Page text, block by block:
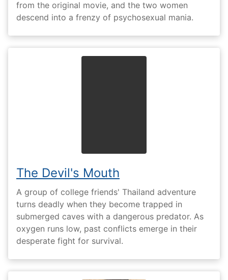
from the original movie, and the two women
descend into a frenzy of psychosexual mania.
The Devil's Mouth
A group of college friends' Thailand adventure
turns deadly when they become trapped in
submerged caves with a dangerous predator. As
oxygen runs low, past conflicts emerge in their
desperate fight for survival.